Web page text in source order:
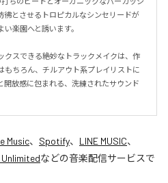
彿とさせるトロピカルなシンセリードが
楽園へと誘います。
クスできる絶妙なトラックメイクは、作
もちろん、チルアウト系プレイリストに
開放感に包まれる、洗練されたサウンド
Music、 Spotify、 LINE MUSIC、
Unlimitedなどの音楽配信サービスで